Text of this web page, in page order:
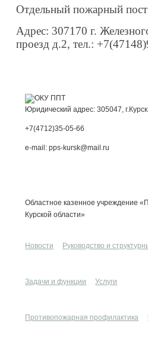
Отдельный пожарный
Адрес: 307170 г.
проезд д.2, тел.:
Юридический адрес: 305047,
+7(4712)35-05-66
e-mail: pps-kursk@mail.ru
Областное казенное учреждение
Курской области»
Новости Руководство и
Задачи и функции Услуги
Противопожарная профилактика